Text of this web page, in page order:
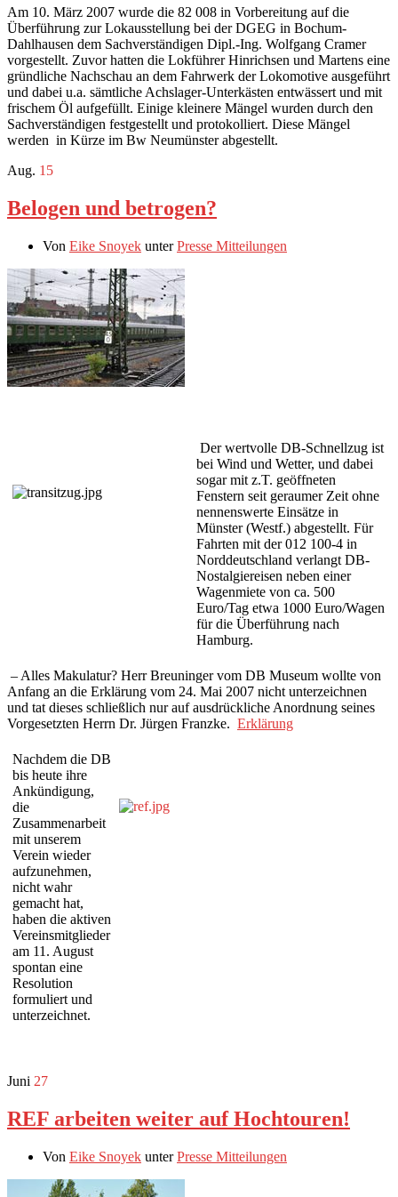
Am 10. März 2007 wurde die 82 008 in Vorbereitung auf die
Überführung zur Lokausstellung bei der DGEG in Bochum-
Dahlhausen dem Sachverständigen Dipl.-Ing. Wolfgang Cramer
vorgestellt. Zuvor hatten die Lokführer Hinrichsen und Martens eine
gründliche Nachschau an dem Fahrwerk der Lokomotive ausgeführt
und dabei u.a. sämtliche Achslager-Unterkästen entwässert und mit
frischem Öl aufgefüllt. Einige kleinere Mängel wurden durch den
Sachverständigen festgestellt und protokolliert. Diese Mängel
werden in Kürze im Bw Neumünster abgestellt.
Aug. 15
Belogen und betrogen?
Von Eike Snoyek unterPresse Mitteilungen
Der wertvolle DB-Schnellzug ist
bei Wind und Wetter, und dabei
sogar mit z.T. geöffneten
Fenstern seit geraumer Zeit ohne
nennenswerte Einsätze in
Münster (Westf.) abgestellt. Für
Fahrten mit der 012 100-4 in
Norddeutschland verlangt DB-
Nostalgiereisen neben einer
Wagenmiete von ca. 500
Euro/Tag etwa 1000 Euro/Wagen
für die Überführung nach
Hamburg.
– Alles Makulatur? Herr Breuninger vom DB Museum wollte von
Anfang an die Erklärung vom 24. Mai 2007 nicht unterzeichnen
und tat dieses schließlich nur auf ausdrückliche Anordnung seines
Vorgesetzten Herrn Dr. Jürgen Franzke. Erklärung
Nachdem die DB
bis heute ihre
Ankündigung,
die
Zusammenarbeit
mit unserem
Verein wieder
aufzunehmen,
nicht wahr
gemacht hat,
haben die aktiven
Vereinsmitglieder
am 11. August
spontan eine
Resolution
formuliert und
unterzeichnet.
Juni 27
REF arbeiten weiter auf Hochtouren!
Von Eike Snoyek unterPresse Mitteilungen